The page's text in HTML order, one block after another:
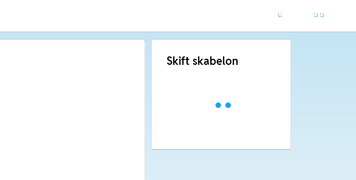
Skift skabelon